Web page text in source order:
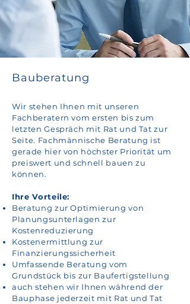
Wir stehen Ihnen mit unseren
Fachberatern vom ersten bis zum
letzten Gespräch mit Rat und Tat zur
Seite. Fachmännische Beratung ist
gerade hier von höchster Priorität um
preiswert und schnell bauen zu
können.
Ihre Vorteile:
Beratung zur Optimierung von
Planungsunterlagen zur
Kostenreduzierung
Kostenermittlung zur
Finanzierungssicherheit
Umfassende Beratung vom
Grundstück bis zur Baufertigstellung
auch stehen wir Ihnen während der
Bauphase jederzeit mit Rat und Tat
Bauberatung